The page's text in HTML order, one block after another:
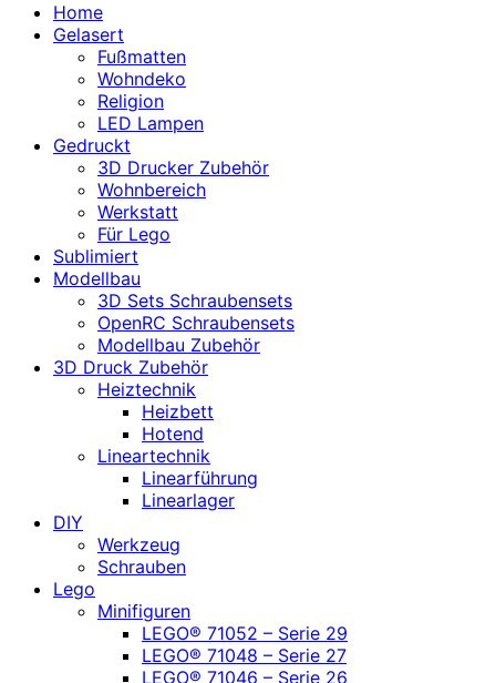
Home
Gelasert
Fußmatten
Wohndeko
Religion
LED Lampen
Gedruckt
3D Drucker Zubehör
Wohnbereich
Werkstatt
Für Lego
Sublimiert
Modellbau
3D Sets Schraubensets
OpenRC Schraubensets
Modellbau Zubehör
3D Druck Zubehör
Heiztechnik
Heizbett
Hotend
Lineartechnik
Linearführung
Linearlager
DIY
Werkzeug
Schrauben
Lego
Minifiguren
LEGO® 71052 – Serie 29
LEGO® 71048 – Serie 27
LEGO® 71046 – Serie 26